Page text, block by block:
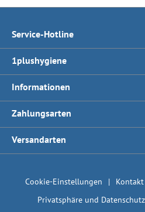
Service-Hotline
1plushygiene
Informationen
Zahlungsarten
Versandarten
Cookie-Einstellungen Kontakt
Privatsphäre und Datenschutz